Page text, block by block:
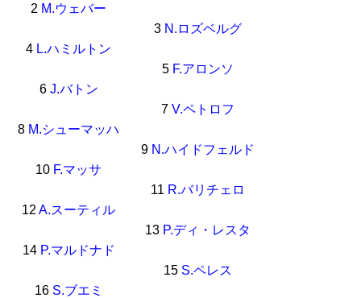
2 M.ウェバー
3 N.ロズベルグ
4 L.ハミルトン
5 F.アロンソ
6 J.バトン
7 V.ペトロフ
8 M.シューマッハ
9 N.ハイドフェルド
10 F.マッサ
11 R.バリチェロ
12 A.スーティル
13 P.ディ・レスタ
14 P.マルドナド
15 S.ペレス
16 S.ブエミ